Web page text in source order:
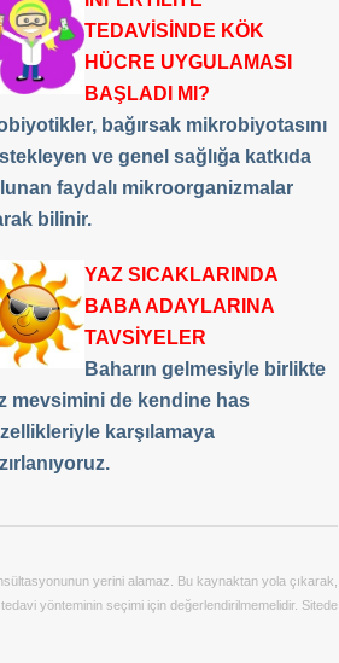
TEDAVİSİNDE KÖK
HÜCRE UYGULAMASI
BAŞLADI MI?
bağırsak mikrobiyotasını
ve genel sağlığa katkıda
faydalı mikroorganizmalar
bilinir.
YAZ SICAKLARINDA
BABA ADAYLARINA
TAVSİYELER
Baharın gelmesiyle birlikte
mevsimini de kendine has
karşılamaya
yerini alamaz. Bu kaynaktan yola çıkarak,
yönteminin seçimi için değerlendirilmemelidir. Sitede